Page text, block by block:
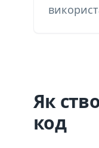
Як
код